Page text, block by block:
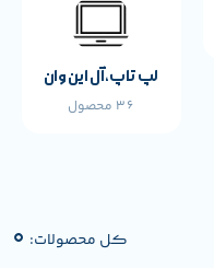
لپ تاپ،آل این وان
36 محصول
کل محصولات: 0